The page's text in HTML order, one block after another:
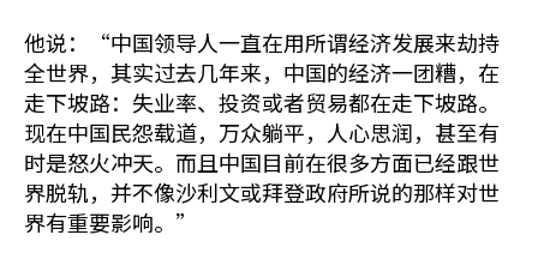
他说：“中国领导人一直在用所谓经济发展来劫持
全世界，其实过去几年来，中国的经济一团糟，在
走下坡路：失业率、投资或者贸易都在走下坡路。
现在中国民怨载道，万众躺平，人心思润，甚至有
时是怒火冲天。而且中国目前在很多方面已经跟世
界脱轨，并不像沙利文或拜登政府所说的那样对世
界有重要影响。”